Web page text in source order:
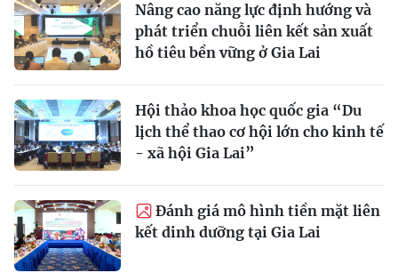
Nâng cao năng lực định hướng và
phát triển chuỗi liên kết sản xuất
hồ tiêu bền vững ở Gia Lai
Hội thảo khoa học quốc gia “Du
lịch thể thao cơ hội lớn cho kinh tế
- xã hội Gia Lai”
Đánh giá mô hình tiền mặt liên
kết dinh dưỡng tại Gia Lai